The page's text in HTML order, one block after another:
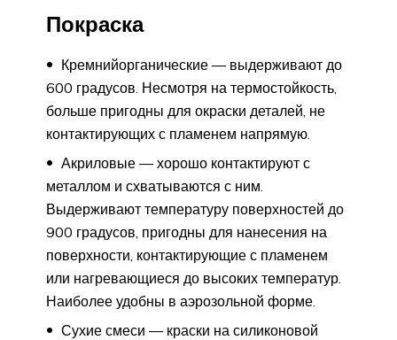
Покраска
Кремнийорганические — выдерживают до
600 градусов. Несмотря на термостойкость,
больше пригодны для окраски деталей, не
контактирующих с пламенем напрямую.
Акриловые — хорошо контактируют с
металлом и схватываются с ним.
Выдерживают температуру поверхностей до
900 градусов, пригодны для нанесения на
поверхности, контактирующие с пламенем
или нагревающиеся до высоких температур.
Наиболее удобны в аэрозольной форме.
Сухие смеси — краски на силиконовой